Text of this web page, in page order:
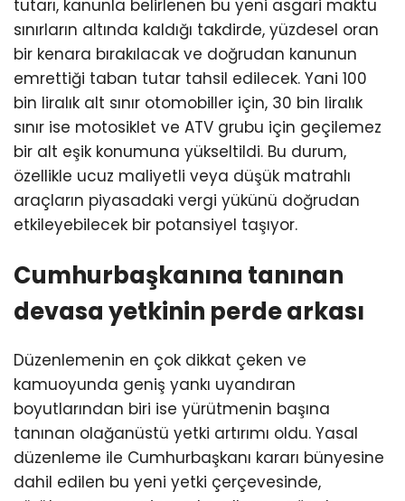
tutarı, kanunla belirlenen bu yeni asgari maktu
sınırların altında kaldığı takdirde, yüzdesel oran
bir kenara bırakılacak ve doğrudan kanunun
emrettiği taban tutar tahsil edilecek. Yani 100
bin liralık alt sınır otomobiller için, 30 bin liralık
sınır ise motosiklet ve ATV grubu için geçilemez
bir alt eşik konumuna yükseltildi. Bu durum,
özellikle ucuz maliyetli veya düşük matrahlı
araçların piyasadaki vergi yükünü doğrudan
etkileyebilecek bir potansiyel taşıyor.
Cumhurbaşkanına tanınan
devasa yetkinin perde arkası
Düzenlemenin en çok dikkat çeken ve
kamuoyunda geniş yankı uyandıran
boyutlarından biri ise yürütmenin başına
tanınan olağanüstü yetki artırımı oldu. Yasal
düzenleme ile Cumhurbaşkanı kararı bünyesine
dahil edilen bu yeni yetki çerçevesinde,